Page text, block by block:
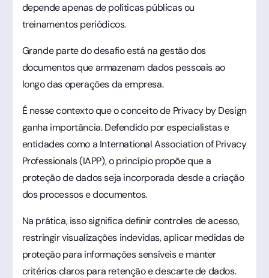
depende apenas de políticas públicas ou
treinamentos periódicos.
Grande parte do desafio está na gestão dos
documentos que armazenam dados pessoais ao
longo das operações da empresa.
É nesse contexto que o conceito de Privacy by Design
ganha importância. Defendido por especialistas e
entidades como a International Association of Privacy
Professionals (IAPP), o princípio propõe que a
proteção de dados seja incorporada desde a criação
dos processos e documentos.
Na prática, isso significa definir controles de acesso,
restringir visualizações indevidas, aplicar medidas de
proteção para informações sensíveis e manter
critérios claros para retenção e descarte de dados.